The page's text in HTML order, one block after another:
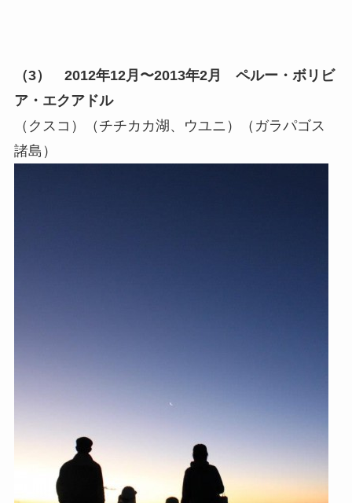
（3） 2012年12月〜2013年2月 ペルー・ボリビ
ア・エクアドル
（クスコ）（チチカカ湖、ウユニ）（ガラパゴス
諸島）